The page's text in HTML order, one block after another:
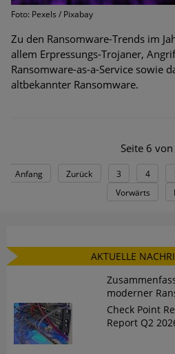
Foto: Pexels / Pixabay
Zu den Ransomware-Trends im
allem Erpressungs-Trojaner,
Ransomware-as-a-Service sowie
altbekannter Ransomware.
Seite 6 von
Anfang Zurück 3 4
Vorwärts
AKTUELLE
moderner
Check Point
Report Q2